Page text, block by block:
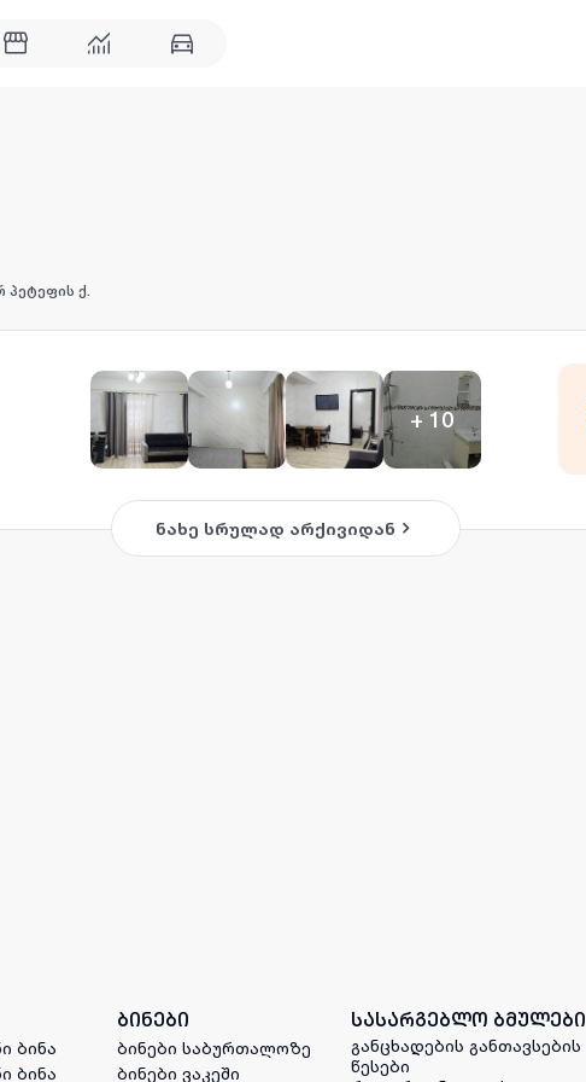
პეტეფის ქ.
+10
ნახე სრულად არქივიდან
ბინა
ბინა
ბინები
ბინები საბურთალოზე
ბინები ვაკეში
სასარგებლო ბმულები
განცხადების განთავსების
წესები